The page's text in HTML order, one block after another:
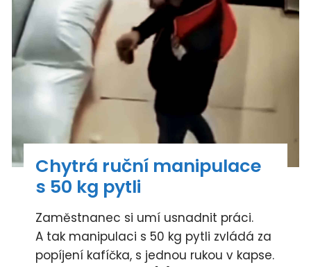
Chytrá ruční manipulace
s 50 kg pytli
Zaměstnanec si umí usnadnit práci.
A tak manipulaci s 50 kg pytli zvládá za
popíjení kafíčka, s jednou rukou v kapse.